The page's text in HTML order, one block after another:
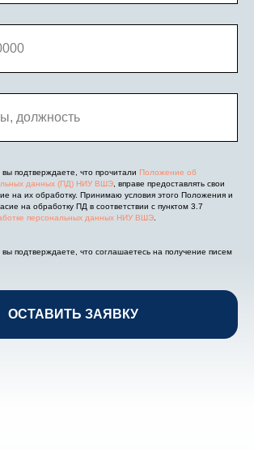
подтверждаете, что прочитали Положение об
данных (ПД) НИУ ВШЭ, вправе предоставлять свои
на их обработку. Принимаю условия этого Положения и
на обработку ПД в соответствии с пунктом 3.7
персональных данных НИУ ВШЭ.
вы подтверждаете, что соглашаетесь на получение писем
ОСТАВИТЬ ЗАЯВКУ